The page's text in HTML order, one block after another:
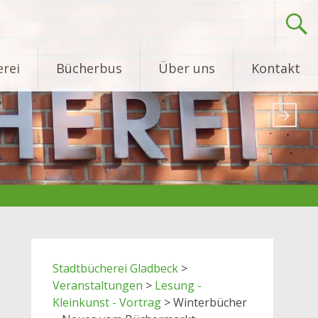
Bücherbus Über uns Kontakt
Stadtbücherei Gladbeck>
Veranstaltungen > Lesung -
Kleinkunst - Vortrag>Winterbücher